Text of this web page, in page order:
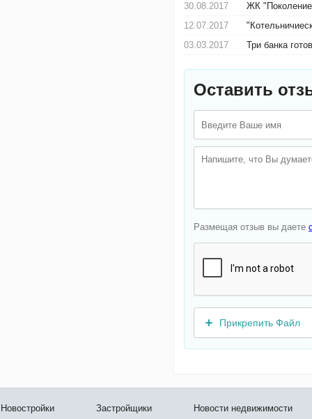
30.08.2017
ЖК
12.07.2017
03.03.2017
Три банка
Оставить
Размещая отзыв вы даете
Прикрепить Файл
Новостройки Застройщики Новости недвижимости